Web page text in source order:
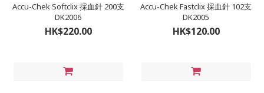
Accu-Chek Softclix 採血針 200支
DK2006
HK$220.00
Accu-Chek Fastclix 採血針 102支
DK2005
HK$120.00